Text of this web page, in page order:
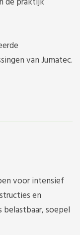
van Jumatec.
voor intensief
en
belastbaar, soepel